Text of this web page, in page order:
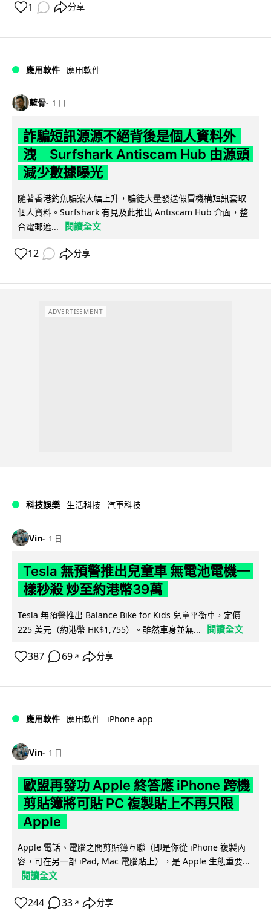
1 分享
應用軟件 應用軟件
藍骨 1 日
詐騙短訊源源不絕背後是個人資料外
洩 Surfshark Antiscam Hub 由源頭
減少數據曝光
隨著香港釣魚騙案大幅上升，騙徒大量發送假冒機構短訊套取
個人資料。Surfshark 有見及此推出 Antiscam Hub 介面，整
合電郵遮...
閱讀全文
12 分享
ADVERTISEMENT
科技娛樂 生活科技 汽車科技
Vin 1 日
Tesla 無預警推出兒童車 無電池電機一
樣秒殺 炒至約港幣39萬
Tesla 無預警推出 Balance Bike for Kids 兒童平衡車，定價
225 美元（約港幣 HK$1,755）。雖然車身並無...
閱讀全文
387 69 ↗ 分享
應用軟件 應用軟件 iPhone app
Vin 1 日
歐盟再發功 Apple 終答應 iPhone 跨機
剪貼簿將可貼 PC 複製貼上不再只限
Apple
Apple 電話、電腦之間剪貼簿互聯（即是你從 iPhone 複製內
容，可在另一部 iPad, Mac 電腦貼上），是 Apple 生態重要...
閱讀全文
244 33 ↗ 分享